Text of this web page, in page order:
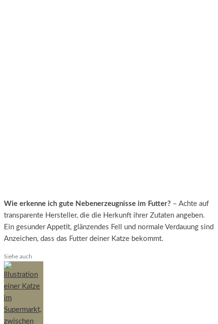
Wie erkenne ich gute Nebenerzeugnisse im Futter? – Achte auf
transparente Hersteller, die die Herkunft ihrer Zutaten angeben.
Ein gesunder Appetit, glänzendes Fell und normale Verdauung sind
Anzeichen, dass das Futter deiner Katze bekommt.
Siehe auch